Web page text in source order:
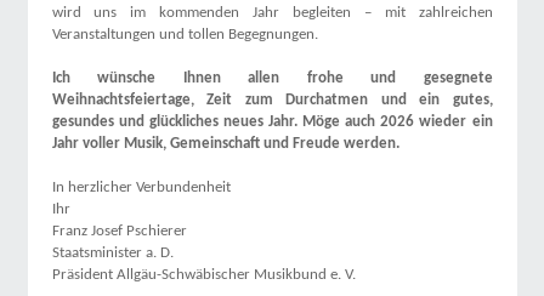
wird uns im kommenden Jahr begleiten – mit zahlreichen
Veranstaltungen und tollen Begegnungen.
Ich wünsche Ihnen allen frohe und gesegnete
Weihnachtsfeiertage, Zeit zum Durch­atmen und ein gutes,
gesundes und glückliches neues Jahr. Möge auch 2026 wieder ein
Jahr voller Musik, Gemeinschaft und Freude werden.
In herzlicher Verbundenheit
Ihr
Franz Josef Pschierer
Staatsminister a. D.
Präsident Allgäu-Schwäbischer Musikbund e. V.